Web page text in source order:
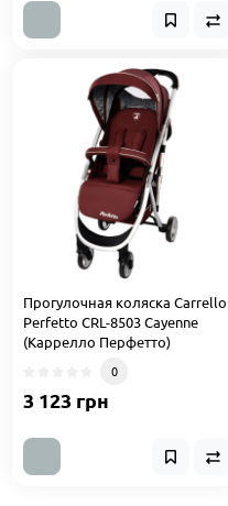
Прогулочная коляска Carrello
Perfetto CRL-8503 Cayenne
(Каррелло Перфетто)
0
3 123 грн